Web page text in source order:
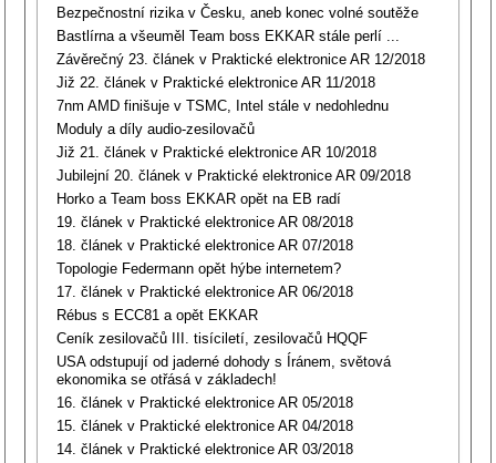
Bezpečnostní rizika v Česku, aneb konec volné soutěže
Bastlírna a všeuměl Team boss EKKAR stále perlí ...
Závěrečný 23. článek v Praktické elektronice AR 12/2018
Již 22. článek v Praktické elektronice AR 11/2018
7nm AMD finišuje v TSMC, Intel stále v nedohlednu
Moduly a díly audio-zesilovačů
Již 21. článek v Praktické elektronice AR 10/2018
Jubilejní 20. článek v Praktické elektronice AR 09/2018
Horko a Team boss EKKAR opět na EB radí
19. článek v Praktické elektronice AR 08/2018
18. článek v Praktické elektronice AR 07/2018
Topologie Federmann opět hýbe internetem?
17. článek v Praktické elektronice AR 06/2018
Rébus s ECC81 a opět EKKAR
Ceník zesilovačů III. tisíciletí, zesilovačů HQQF
USA odstupují od jaderné dohody s Íránem, světová
ekonomika se otřásá v základech!
16. článek v Praktické elektronice AR 05/2018
15. článek v Praktické elektronice AR 04/2018
14. článek v Praktické elektronice AR 03/2018